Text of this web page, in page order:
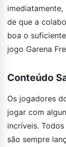
de que a
boa o
jogo Garena
Conteúdo
Os jogadores
jogar com
incríveis.
são sempre